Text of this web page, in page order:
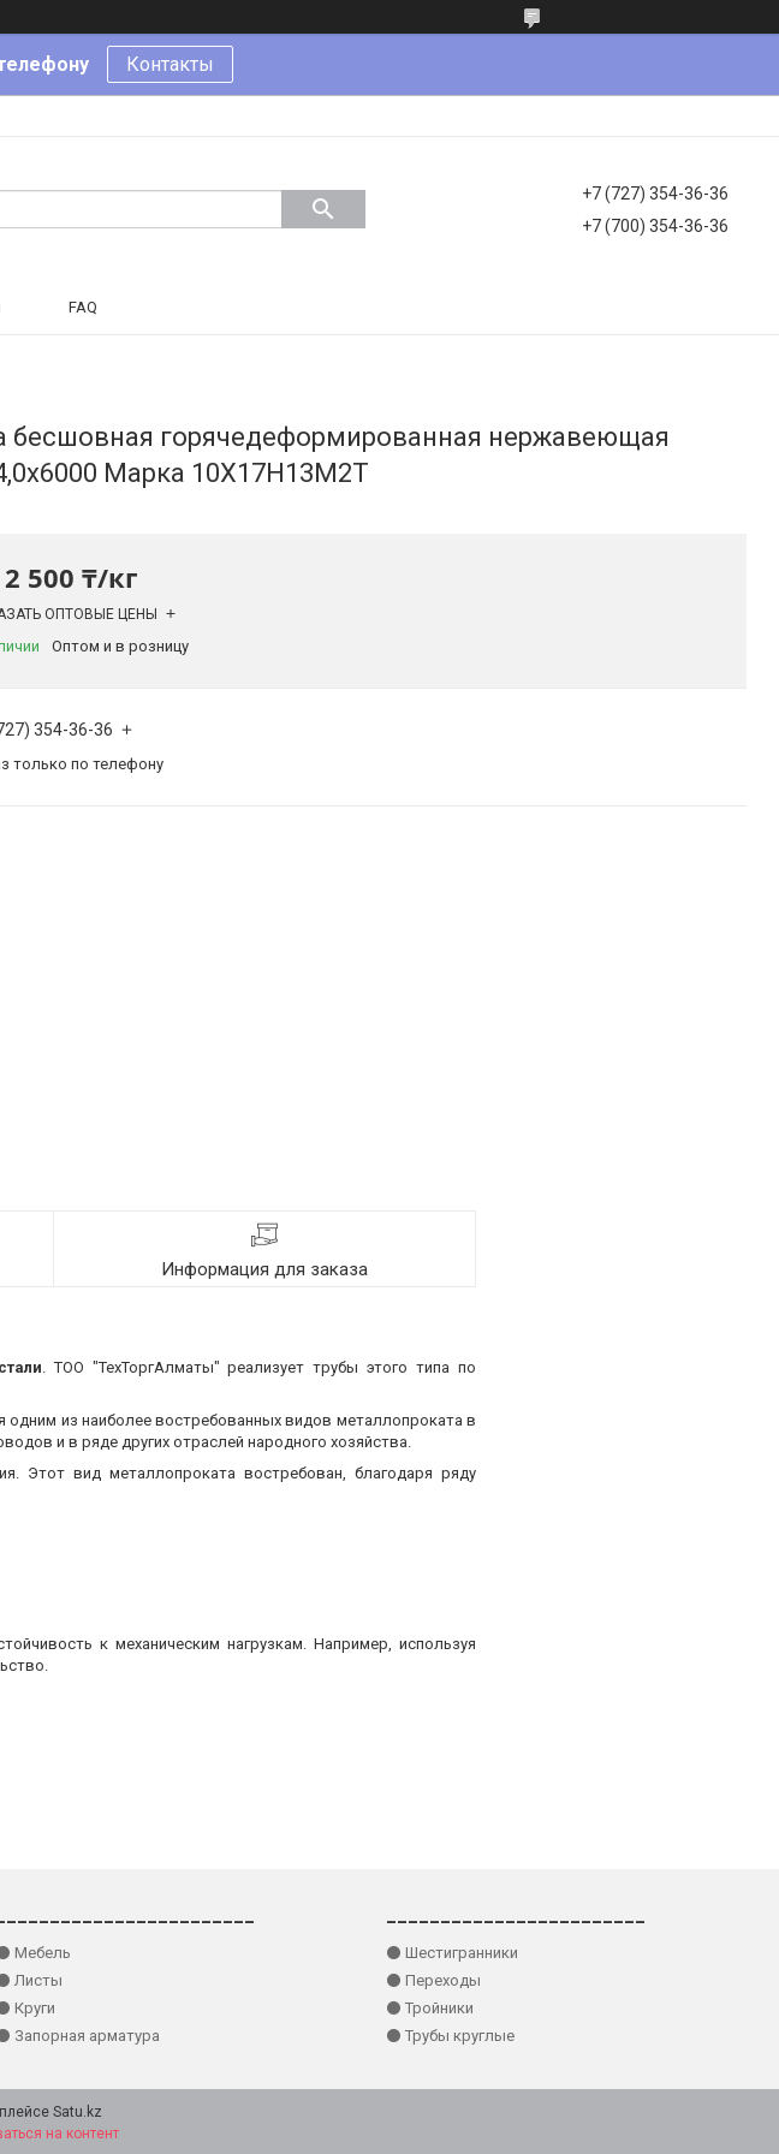
Контакты
+7 (727) 354-36-36
+7 (700) 354-36-36
FAQ
бесшовная горячедеформированная нержавеющая
Марка 10Х17Н13М2Т
2 500 ₸/кг
ОПТОВЫЕ ЦЕНЫ
Оптом и в розницу
354-36-36
только по телефону
Информация для заказа
. ТОО "ТехТоргАлматы" реализует трубы этого типа по
из наиболее востребованных видов металлопроката в
и в ряде других отраслей народного хозяйства.
Этот вид металлопроката востребован, благодаря ряду
к механическим нагрузкам. Например, используя
Мебель
Листы
Круги
Запорная арматура
⚫ Шестигранники
⚫ Переходы
⚫ Тройники
⚫ Трубы круглые
Satu.kz
на контент